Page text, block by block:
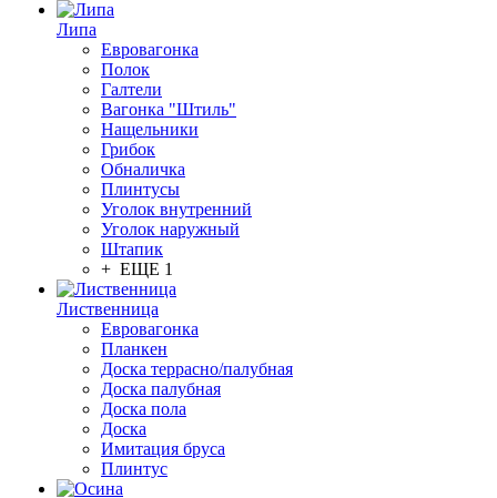
Липа
Евровагонка
Полок
Галтели
Вагонка "Штиль"
Нащельники
Грибок
Обналичка
Плинтусы
Уголок внутренний
Уголок наружный
Штапик
+ ЕЩЕ 1
Лиственница
Евровагонка
Планкен
Доска террасно/палубная
Доска палубная
Доска пола
Доска
Имитация бруса
Плинтус